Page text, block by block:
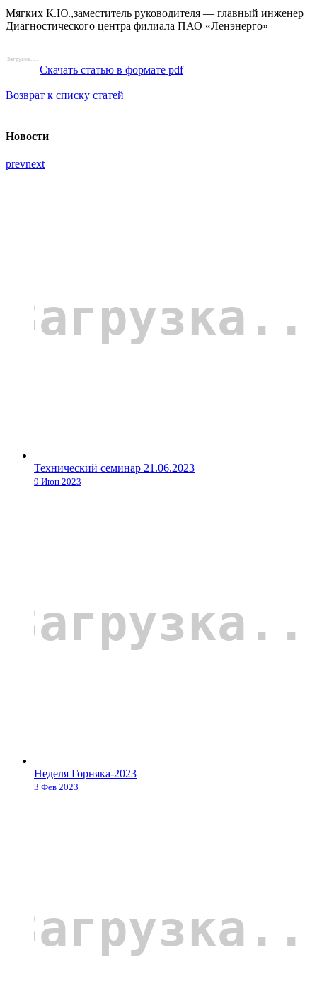
Мягких К.Ю.,заместитель руководителя — главный инженер
Диагностического центра филиала ПАО «Ленэнерго»
Скачать статью в формате pdf
Возврат к списку статей
Новости
prevnext
Технический семинар 21.06.2023
9 Июн 2023
Неделя Горняка-2023
3 Фев 2023